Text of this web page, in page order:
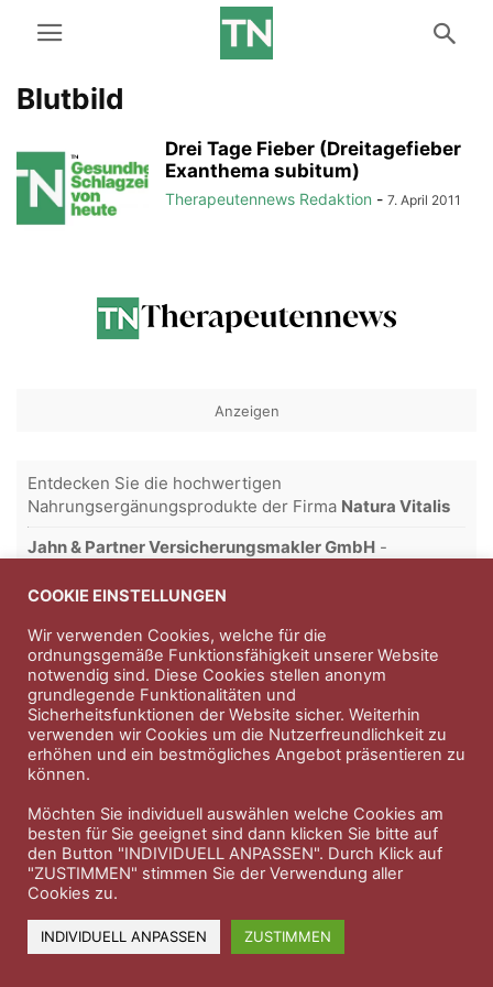
Blutbild
Drei Tage Fieber (Dreitagefieber
Exanthema subitum)
Therapeutennews Redaktion - 7. April 2011
Anzeigen
Entdecken Sie die hochwertigen
Nahrungsergänungsprodukte der Firma Natura Vitalis
Jahn & Partner Versicherungsmakler GmbH -
Professioneller Rundumschutz seit über 30 Jahren.
Impressum Nutzungsbedingungen
Datenschutzerklärung Therapeutenkatalog Über uns
COOKIE EINSTELLUNGEN
Wir verwenden Cookies, welche für die
ordnungsgemäße Funktionsfähigkeit unserer Website
notwendig sind. Diese Cookies stellen anonym
grundlegende Funktionalitäten und
Sicherheitsfunktionen der Website sicher. Weiterhin
verwenden wir Cookies um die Nutzerfreundlichkeit zu
erhöhen und ein bestmögliches Angebot präsentieren zu
können.
Möchten Sie individuell auswählen welche Cookies am
besten für Sie geeignet sind dann klicken Sie bitte auf
den Button "INDIVIDUELL ANPASSEN". Durch Klick auf
"ZUSTIMMEN" stimmen Sie der Verwendung aller
Cookies zu.
INDIVIDUELL ANPASSEN ZUSTIMMEN